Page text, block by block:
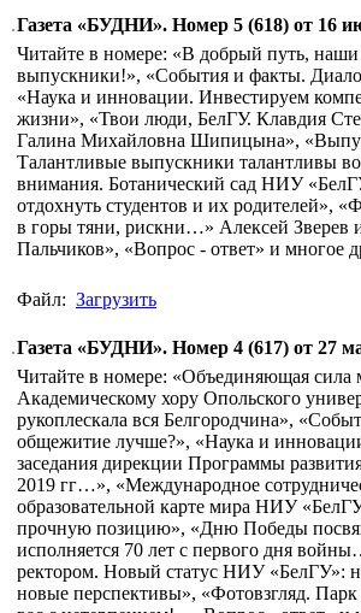
Газета «БУДНИ». Номер 5 (618) от 16
Читайте в номере: «В добрый путь, наши
выпускники!», «События и факты.
«Наука и инновации. Инвестируем
жизни», «Твои люди, БелГУ. Клавдия
Галина Михайловна Шипицына»,
Талантливые выпускники талантливы
внимания. Ботанический сад НИУ
отдохнуть студентов и их родителей»,
в горы тяни, рискни…» Алексей Зверев
Пальчиков», «Вопрос - ответ» и многое
Файл: Загрузить
Газета «БУДНИ». Номер 4 (617) от 27
Читайте в номере: «Объединяющая сила
Академическому хору Опольского
рукоплескала вся Белгородчина»,
общежитие лучше?», «Наука и
заседания дирекции Программы
2019 гг…», «Международное
образовательной карте мира НИУ
прочную позицию», «Дню Победы
исполняется 70 лет с первого дня
ректором. Новый статус НИУ «БелГУ»:
новые перспективы», «Фотовзгляд.